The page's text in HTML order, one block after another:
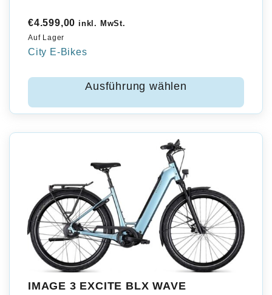
€4.599,00 inkl. MwSt.
Auf Lager
City E-Bikes
Ausführung wählen
IMAGE 3 EXCITE BLX WAVE